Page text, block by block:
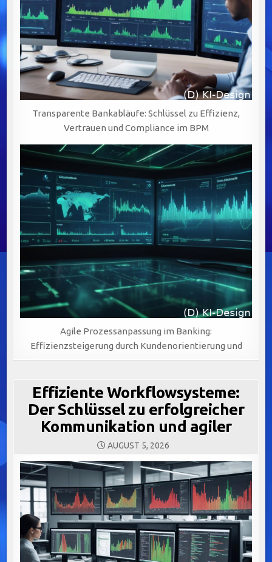
Transparente Bankabläufe: Schlüssel zu Effizienz,
Vertrauen und Compliance im BPM
Agile Prozessanpassung im Banking:
Effizienzsteigerung durch Kundenorientierung und
Effiziente Workflowsysteme:
Der Schlüssel zu erfolgreicher
Kommunikation und agiler
AUGUST 5, 2026